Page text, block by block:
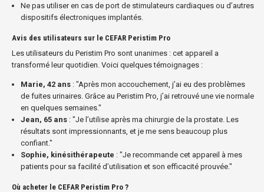
Ne pas utiliser en cas de port de stimulateurs cardiaques ou d’autres
dispositifs électroniques implantés.
Avis des utilisateurs sur le CEFAR Peristim Pro
Les utilisateurs du Peristim Pro sont unanimes : cet appareil a
transformé leur quotidien. Voici quelques témoignages :
Marie, 42 ans : "Après mon accouchement, j’ai eu des problèmes
de fuites urinaires. Grâce au Peristim Pro, j’ai retrouvé une vie normale
en quelques semaines."
Jean, 65 ans : "Je l’utilise après ma chirurgie de la prostate. Les
résultats sont impressionnants, et je me sens beaucoup plus
confiant."
Sophie, kinésithérapeute : "Je recommande cet appareil à mes
patients pour sa facilité d’utilisation et son efficacité prouvée."
Où acheter le CEFAR Peristim Pro ?